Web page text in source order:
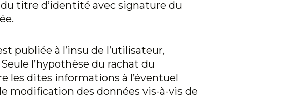
titre d’identité avec signature du
publiée à l’insu de l’utilisateur,
l’hypothèse du rachat du
les dites informations à l’éventuel
modification des données vis-à-vis de